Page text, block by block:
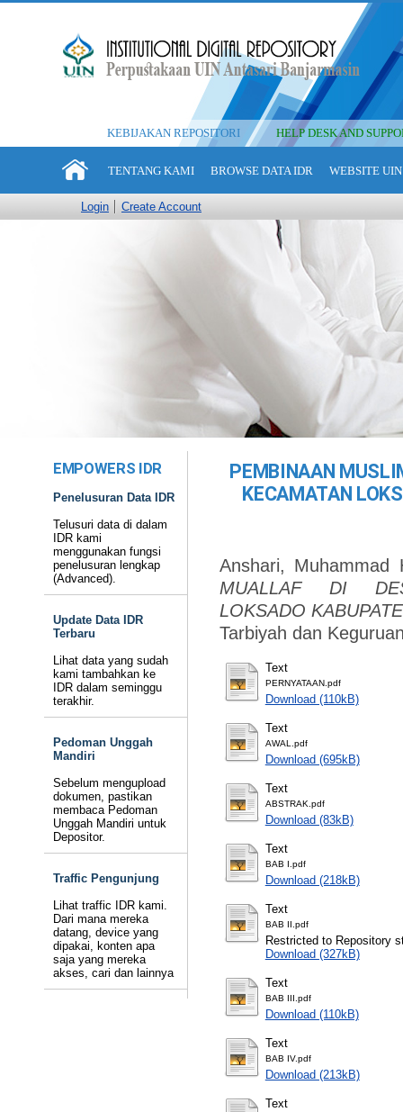
KEBIJAKAN REPOSITORI HELP DESK AND
TENTANG KAMI BROWSE DATA IDR WEBSITE
Login Create Account
EMPOWERS IDR
Penelusuran Data IDR
Telusuri data di dalam
IDR kami
menggunakan fungsi
penelusuran lengkap
(Advanced).
Update Data IDR
Terbaru
Lihat data yang sudah
kami tambahkan ke
IDR dalam seminggu
terakhir.
Pedoman Unggah
Mandiri
Sebelum mengupload
dokumen, pastikan
membaca Pedoman
Unggah Mandiri untuk
Depositor.
Traffic Pengunjung
Lihat traffic IDR kami.
Dari mana mereka
datang, device yang
dipakai, konten apa
saja yang mereka
akses, cari dan lainnya
PEMBINAAN
KECAMATAN
Anshari, Muhammad
MUALLAF DI
LOKSADO
Tarbiyah dan
Text
PERNYATAAN.pdf
Download (110kB)
Text
AWAL.pdf
Download (695kB)
Text
ABSTRAK.pdf
Download (83kB)
Text
BAB I.pdf
Download (218kB)
Text
BAB II.pdf
Restricted to Repository
Download (327kB)
Text
BAB III.pdf
Download (110kB)
Text
BAB IV.pdf
Download (213kB)
Text